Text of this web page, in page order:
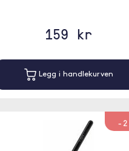
159 kr
Legg i handlekurven
-